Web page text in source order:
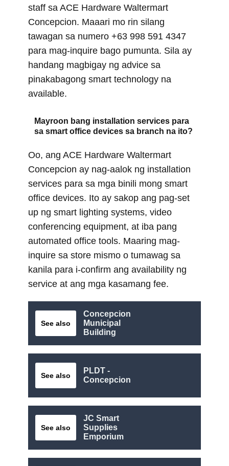
staff sa ACE Hardware Waltermart
Concepcion. Maaari mo rin silang
tawagan sa numero +63 998 591 4347
para mag-inquire bago pumunta. Sila ay
handang magbigay ng advice sa
pinakabagong smart technology na
available.
Mayroon bang installation services para
sa smart office devices sa branch na ito?
Oo, ang ACE Hardware Waltermart
Concepcion ay nag-aalok ng installation
services para sa mga binili mong smart
office devices. Ito ay sakop ang pag-set
up ng smart lighting systems, video
conferencing equipment, at iba pang
automated office tools. Maaring mag-
inquire sa store mismo o tumawag sa
kanila para i-confirm ang availability ng
service at ang mga kasamang fee.
See also
Concepcion
Municipal
Building
See also
PLDT -
Concepcion
See also
JC Smart
Supplies
Emporium